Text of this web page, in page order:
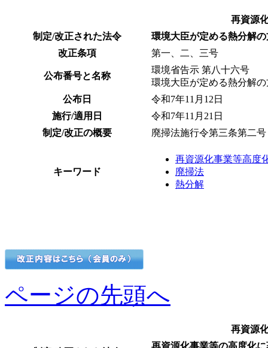
再資源
制定/改正された法令
環境大臣が定める熱分解
改正条項
第一、二、三号
公布番号と名称
環境省告示 第八十六号
環境大臣が定める熱分解
公布日
令和7年11月12日
施行/適用日
令和7年11月21日
制定/改正の概要
廃掃法施行令第三条第二
キーワード
再資源化事業等高度
廃掃法
熱分解
ページの先頭へ
再資源
再資源化事業等の高度化